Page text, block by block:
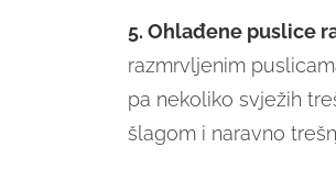
5. Ohlađene puslice
razmrvljenim
pa nekoliko svježih
šlagom i naravno